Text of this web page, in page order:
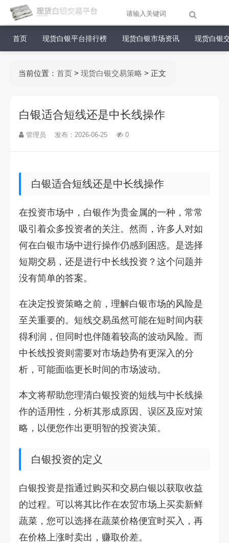
首页 现货白银平台排行榜 现货白银市场资讯 现货白银
当前位置： 首页> 现货白银交易策略 > 正文
白银适合短线还是中长线操作
管理员 发布：2026-06-25 0
白银适合短线还是中长线操作
在投资市场中，白银作为贵金属的一种，常常
吸引着众多投资者的关注。然而，许多人对如
何在白银市场中进行操作仍感到困惑。是选择
短期交易，还是进行中长线投资？这个问题并
没有简单的答案。
在决定投资策略之前，理解白银市场的风险是
至关重要的。短线交易虽然可能在短时间内获
得利润，但同时也伴随着较高的波动风险。而
中长线投资则需要对市场趋势有更深入的分
析，可能面临更长时间的市场波动。
本文将帮助您理清白银投资的短线与中长线操
作的适用性，分析其形成原因、误区及应对策
略，以便您作出更明智的投资决策。
白银投资的定义
白银投资是指通过购买和交易白银以获取收益
的过程。可以将其比作在农贸市场上买卖新鲜
蔬菜，您可以选择在蔬菜价格便宜时买入，再
在价格上涨时卖出，赚取价差。